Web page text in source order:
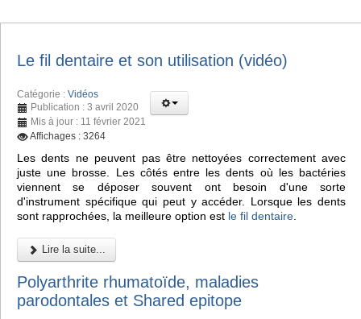
Le fil dentaire et son utilisation (vidéo)
Catégorie : Vidéos
Publication : 3 avril 2020
Mis à jour : 11 février 2021
Affichages : 3264
Les dents ne peuvent pas être nettoyées correctement avec
juste une brosse. Les côtés entre les dents où les bactéries
viennent se déposer souvent ont besoin d'une sorte
d'instrument spécifique qui peut y accéder. Lorsque les dents
sont rapprochées, la meilleure option est le fil dentaire
Lire la suite...
Polyarthrite rhumatoïde, maladies
parodontales et Shared epitope